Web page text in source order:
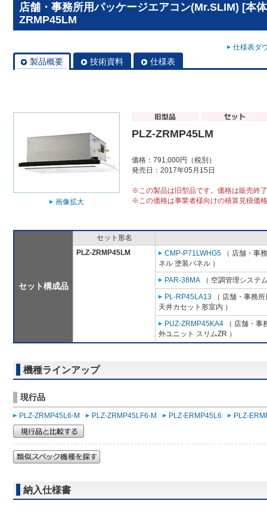
店舗・事務所用パッケージエアコン(Mr.SLIM) [本
ZRMP45LM
仕様表ダ
製品概要 技術資料 仕様表
画像拡大
PLZ-ZRMP45LM
価格：791,000円（税別）
発売日：2017年05月15日
※この製品は旧型品です。価格は販売終
※この価格は事業者様向けの積算見積価
セット構成品
セット形名
PLZ-ZRMP45LM
CMP-P71LWHG5 （ 店舗・事
ネル 塗装パネル ）
PAR-38MA （ 空調管理システ
PL-RP45LA13 （ 店舗・事務
天井カセット形室内 ）
PUZ-ZRMP45KA4 （ 店舗・事
外ユニット スリムZR ）
機種ラインアップ
現行品
PLZ-ZRMP45L6-M PLZ-ZRMP45LF6-M PLZ-ERMP45L6 PLZ-
納入仕様書